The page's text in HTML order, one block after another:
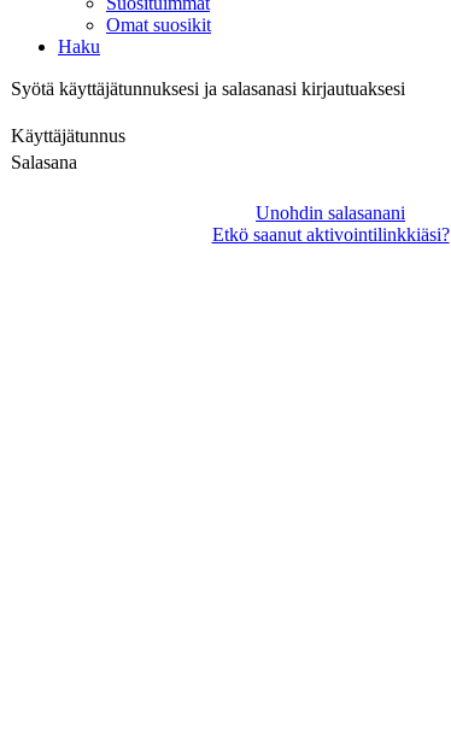
Omat suosikit
Haku
Syötä käyttäjätunnuksesi ja salasanasi kirjautuaksesi
Käyttäjätunnus
Salasana
Unohdin salasanani
Etkö saanut aktivointilinkkiäsi?